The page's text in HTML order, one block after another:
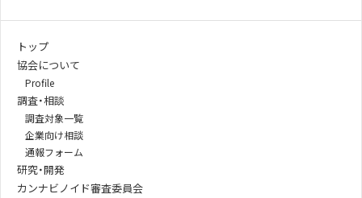
トップ
協会について
Profile
調査・相談
調査対象一覧
企業向け相談
通報フォーム
研究・開発
カンナビノイド審査委員会